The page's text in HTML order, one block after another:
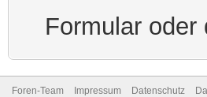
Formular
Foren-Team Impressum Datenschutz